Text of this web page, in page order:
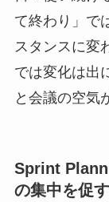
て終わり」で
スタンスに変
では変化は出
と会議の空気
Sprint
の集中を促